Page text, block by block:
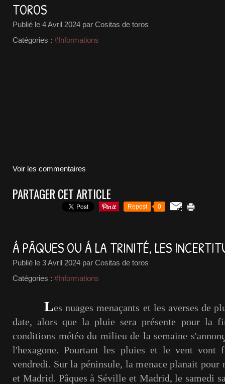
TOROS
Publié le 4 Avril 2024 par Cositas de toros
Catégories : #Informations
Voir les commentaires
PARTAGER CET ARTICLE
Repost 0
Á PÂQUES OU Á LA TRINITÉ, LES
Publié le 3 Avril 2024 par Cositas de toros
Catégories : #Informations
Les nuages menaçants et les averses de
date, alors que la pluie sera présente pour la
conditions météo du milieu de la semaine
l'hexagone. Pourtant les pluies et le vent vont
vendredi. Sur la péninsule, la menace planait pour
et Madrid. Pâques à Séville et Madrid, le samedi